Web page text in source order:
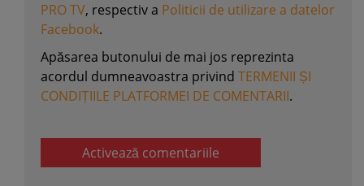
PRO TV, respectiv a Politicii de utilizare a datelor
Facebook.
Apăsarea butonului de mai jos reprezinta
acordul dumneavoastra privind TERMENII ȘI
CONDIȚIILE PLATFORMEI DE COMENTARII.
Activează comentariile